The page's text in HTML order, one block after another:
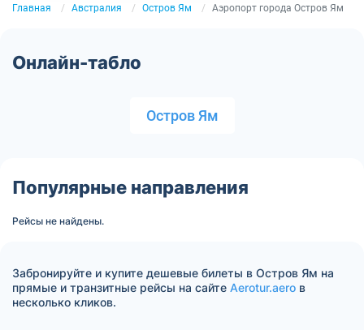
Главная Австралия Остров Ям Аэропорт города Остров Ям
Онлайн-табло
Остров Ям
Популярные направления
Рейсы не найдены.
Забронируйте и купите дешевые билеты в Остров Ям на
прямые и транзитные рейсы на сайте Aerotur.aero в
несколько кликов.